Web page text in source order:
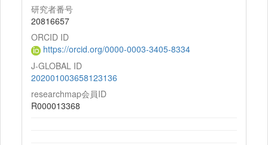
研究者番号
20816657
ORCID ID
https://orcid.org/0000-0003-3405-8334
J-GLOBAL ID
202001003658123136
researchmap会員ID
R000013368